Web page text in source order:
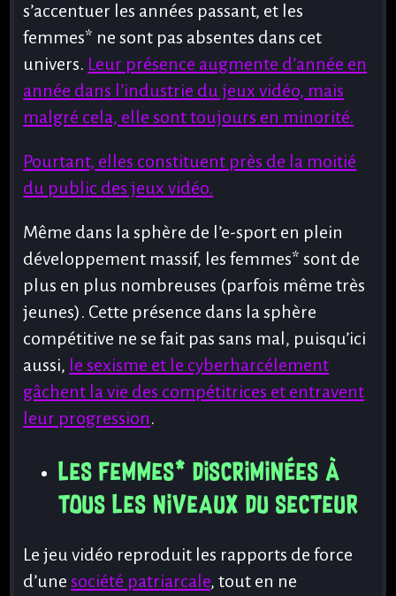
s’accentuer les années passant, et les
femmes* ne sont pas absentes dans cet
univers. Leur présence augmente d’année en
année dans l’industrie du jeux vidéo, mais
malgré cela, elle sont toujours en minorité.
Pourtant, elles constituent près de la moitié
du public des jeux vidéo.
Même dans la sphère de l’e-sport en plein
développement massif, les femmes* sont de
plus en plus nombreuses (parfois même très
jeunes). Cette présence dans la sphère
compétitive ne se fait pas sans mal, puisqu’ici
aussi, le sexisme et le cyberharcélement
gâchent la vie des compétitrices et entravent
leur progression.
les femmes* discriminées à
tous les niveaux du secteur
Le jeu vidéo reproduit les rapports de force
d’unesociété patriarcale, tout en ne